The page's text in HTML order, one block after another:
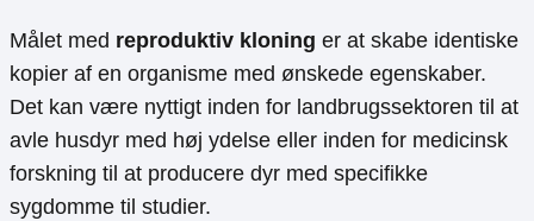
Målet med reproduktiv kloning er at skabe identiske
kopier af en organisme med ønskede egenskaber.
Det kan være nyttigt inden for landbrugssektoren til at
avle husdyr med høj ydelse eller inden for medicinsk
forskning til at producere dyr med specifikke
sygdomme til studier.